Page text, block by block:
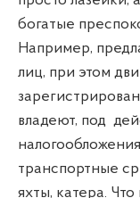
богатые
Например,
лиц, при этом
владеют, под
транспортные
яхты, катера.